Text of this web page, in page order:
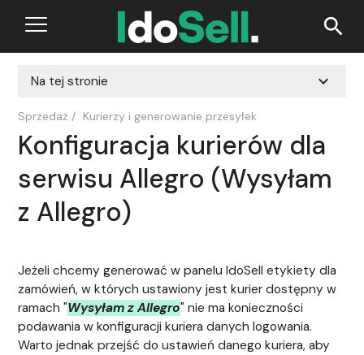
search
Na tej stronie expand_more
Sprzedaż / Kurierzy i generowanie przesyłek
Konfiguracja kurierów dla
serwisu Allegro (Wysyłam
z Allegro)
Jeżeli chcemy generować w panelu IdoSell etykiety dla
zamówień, w których ustawiony jest kurier dostępny w
ramach "Wysyłam z Allegro" nie ma konieczności
podawania w konfiguracji kuriera danych logowania.
Warto jednak przejść do ustawień danego kuriera, aby